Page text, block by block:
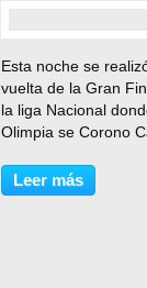
Esta noche se
vuelta de la Gran
la liga Nacional
Olimpia se Corono
suma otra Copa a
trofeos, el partido
Leer más